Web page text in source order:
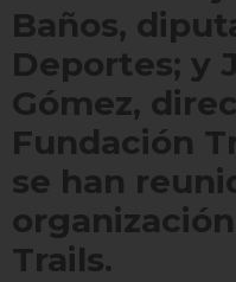
Baños,
Deportes; y
Gómez,
Fundación
se han
Trails.